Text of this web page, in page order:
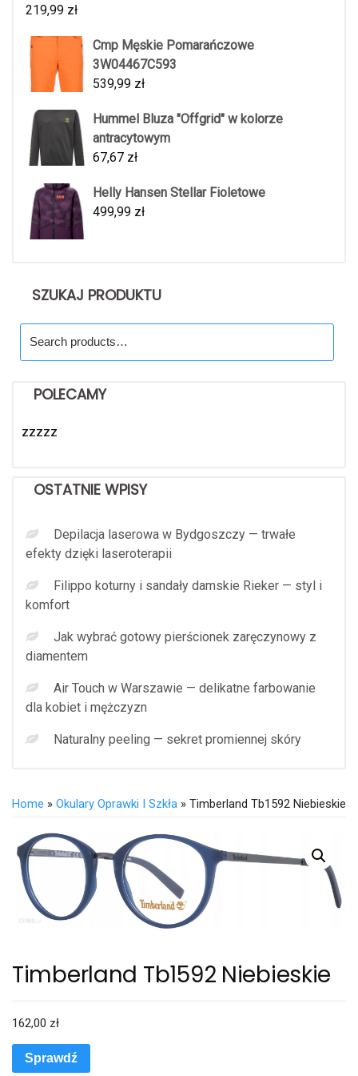
219,99 zł
Cmp Męskie Pomarańczowe
3W04467C593
539,99 zł
Hummel Bluza "Offgrid" w kolorze
antracytowym
67,67 zł
Helly Hansen Stellar Fioletowe
499,99 zł
SZUKAJ PRODUKTU
for:
POLECAMY
zzzzz
OSTATNIE WPISY
Depilacja laserowa w Bydgoszczy — trwałe
efekty dzięki laseroterapii
Filippo koturny i sandały damskie Rieker — styl i
komfort
Jak wybrać gotowy pierścionek zaręczynowy z
diamentem
Air Touch w Warszawie — delikatne farbowanie
dla kobiet i mężczyzn
Naturalny peeling — sekret promiennej skóry
Home » Okulary Oprawki I Szkła » Timberland Tb1592 Niebieskie
Timberland Tb1592 Niebieskie
162,00 zł
Sprawdź